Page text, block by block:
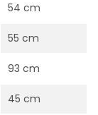
54 cm
55 cm
93 cm
45 cm